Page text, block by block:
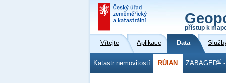
přístup k
Vítejte Aplikace Data
Katastr nemovitostí RÚIAN ZABAGED®